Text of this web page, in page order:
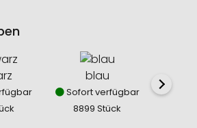
blau
Sofort verfügbar
8899 Stück